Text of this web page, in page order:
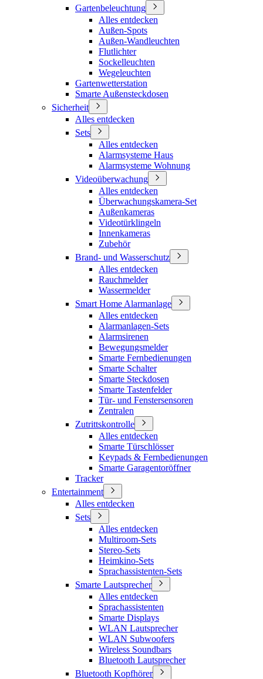
Gartenbeleuchtung
Alles entdecken
Außen-Spots
Außen-Wandleuchten
Flutlichter
Sockelleuchten
Wegeleuchten
Gartenwetterstation
Smarte Außensteckdosen
Sicherheit
Alles entdecken
Sets
Alles entdecken
Alarmsysteme Haus
Alarmsysteme Wohnung
Videoüberwachung
Alles entdecken
Überwachungskamera-Set
Außenkameras
Videotürklingeln
Innenkameras
Zubehör
Brand- und Wasserschutz
Alles entdecken
Rauchmelder
Wassermelder
Smart Home Alarmanlage
Alles entdecken
Alarmanlagen-Sets
Alarmsirenen
Bewegungsmelder
Smarte Fernbedienungen
Smarte Schalter
Smarte Steckdosen
Smarte Tastenfelder
Tür- und Fenstersensoren
Zentralen
Zutrittskontrolle
Alles entdecken
Smarte Türschlösser
Keypads & Fernbedienungen
Smarte Garagentoröffner
Tracker
Entertainment
Alles entdecken
Sets
Alles entdecken
Multiroom-Sets
Stereo-Sets
Heimkino-Sets
Sprachassistenten-Sets
Smarte Lautsprecher
Alles entdecken
Sprachassistenten
Smarte Displays
WLAN Lautsprecher
WLAN Subwoofers
Wireless Soundbars
Bluetooth Lautsprecher
Bluetooth Kopfhörer